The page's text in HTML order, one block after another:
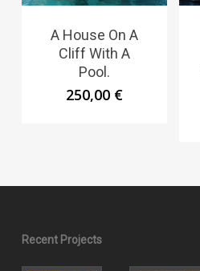
A House On A
Cliff With A
Pool.
250,00 €
Recent Projects